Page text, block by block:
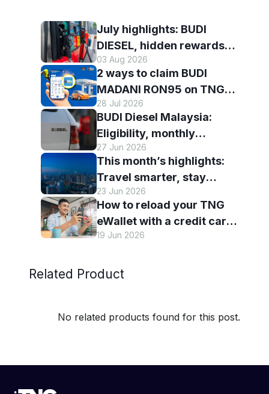
July highlights: BUDI
DIESEL, hidden rewards
and staying scam-smart
with TNG eWallet
03 Aug 2026
2 ways to claim BUDI
MADANI RON95 on TNG
eWallet
28 Jul 2026
BUDI Diesel Malaysia:
Eligibility, monthly
entitlement and how to use
it with TNG eWallet
27 Jun 2026
This month’s highlights:
Travel smarter, stay
connected and discover
more with TNG eWallet
23 Jun 2026
How to reload your TNG
eWallet with a credit card
— and why it’s worth it
19 Jun 2026
Related Product
No related products found for this post.